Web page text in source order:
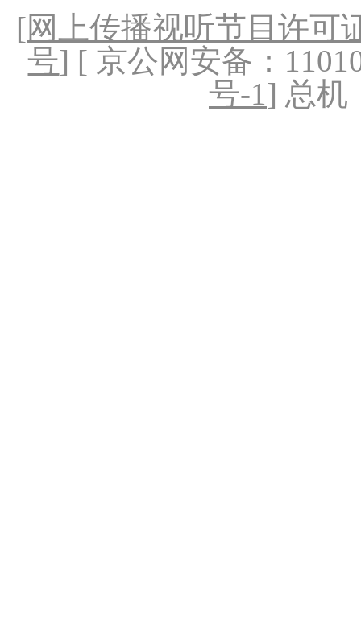
[网上传播视听节目许可
号] [ 京公网安备：
号-1] 总机